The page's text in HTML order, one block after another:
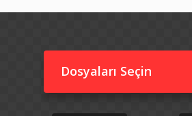
Dosyaları Seçin